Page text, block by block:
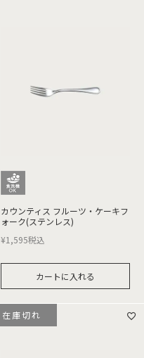
カウンティス フルーツ・ケーキフ
ォーク(ステンレス)
¥1,595税込
カートに入れる
在庫切れ